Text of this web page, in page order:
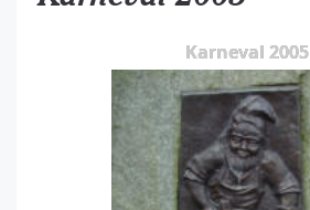
Karneval 2005